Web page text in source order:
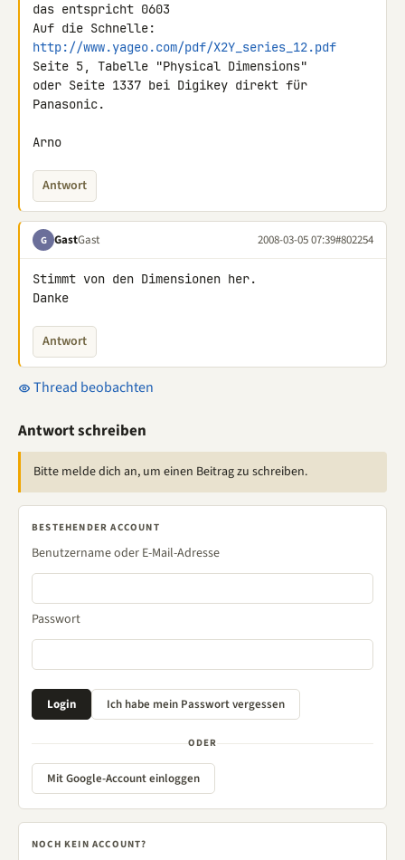
das entspricht 0603
http://www.yageo.com/pdf/X2Y_series_12.pdf
Seite 5, Tabelle "Physical Dimensions"
oder Seite 1337 bei Digikey direkt für
Panasonic.
Arno
Antwort
G GastGast 2008-03-05 07:39#802254
Stimmt von den Dimensionen her.
Danke
Antwort
Thread beobachten
Antwort schreiben
Bitte melde dich an, um einen Beitrag zu schreiben.
BESTEHENDER ACCOUNT
Benutzername oder E-Mail-Adresse
Passwort
ODER
Mit Google-Account einloggen
NOCH KEIN ACCOUNT?